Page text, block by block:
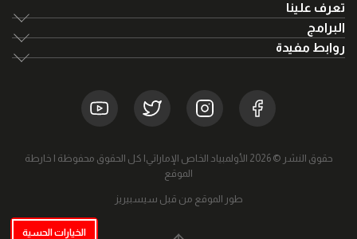
الخيارات الحسية
تعرف علينا
البرامج
روابط مفيدة
حقوق النشر © 2026 الأولمبياد الخاص الإماراتي| كل الحقوق محفوظة |
خارطة
الموقع
طور الموقع من قبل سيسبيريز